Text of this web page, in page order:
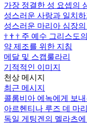
가장 정결한 성 요셉의
성스러운 사랑과 일치
성스러운 마리아 심장
† † † 주 예수 그리스도
약 제조를 위한 지침
메달 및 스캡룰라리
기적적인 이미지
천상 메시지
최근 메시지
콜롬비아 에녹에게 보
아르헨티나 루즈 데 마
독일 게팅겐의 멜라츠